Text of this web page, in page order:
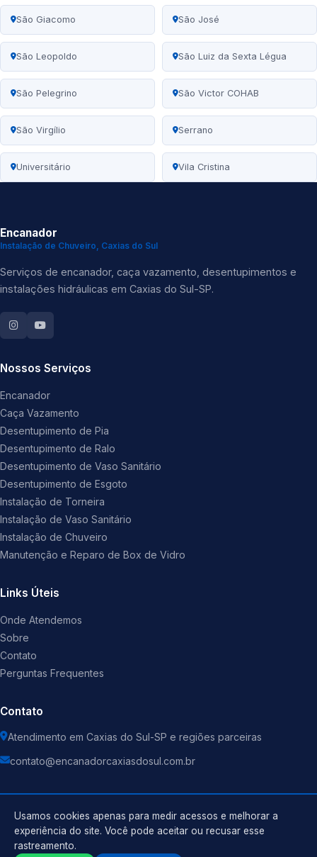
São Giacomo São José
São Leopoldo São Luiz da Sexta Légua
São Pelegrino São Victor COHAB
São Virgílio Serrano
Universitário Vila Cristina
Encanador
Instalação de Chuveiro, Caxias do Sul
Serviços de encanador, caça vazamento, desentupimentos e
instalações hidráulicas em Caxias do Sul-SP.
Nossos Serviços
Encanador
Caça Vazamento
Desentupimento de Pia
Desentupimento de Ralo
Desentupimento de Vaso Sanitário
Desentupimento de Esgoto
Instalação de Torneira
Instalação de Vaso Sanitário
Instalação de Chuveiro
Manutenção e Reparo de Box de Vidro
Links Úteis
Onde Atendemos
Sobre
Contato
Perguntas Frequentes
Contato
Atendimento em Caxias do Sul-SP e regiões parceiras
contato@encanadorcaxiasdosul.com.br
2026 Encanador . Todos os direitos reservados.
Política de Privacidade
Usamos cookies apenas para medir acessos e melhorar a
experiência do site. Você pode aceitar ou recusar esse
rastreamento.